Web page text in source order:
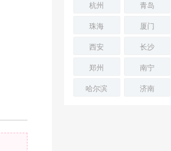
杭州
青岛
珠海
厦门
西安
长沙
郑州
南宁
哈尔滨
济南